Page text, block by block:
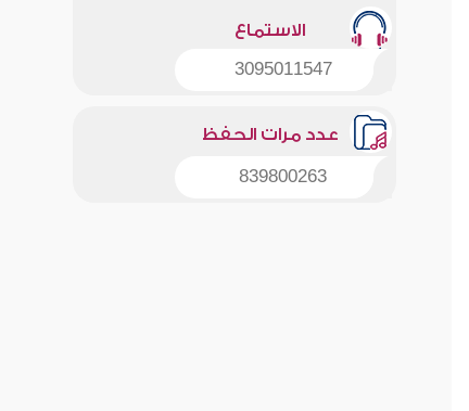
الاستماع
3095011547
عدد مرات الحفظ
839800263